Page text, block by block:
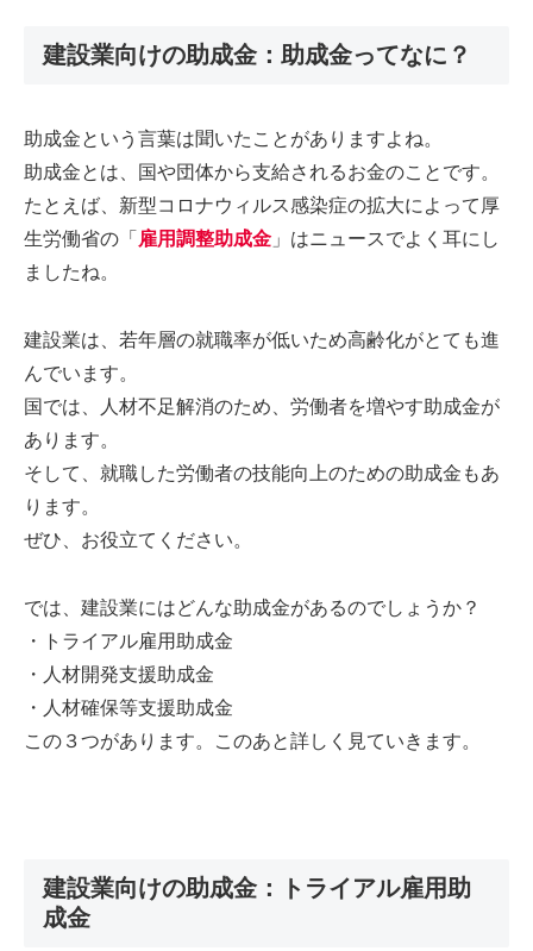
建設業向けの助成金：助成金ってなに？
助成金という言葉は聞いたことがありますよね。
助成金とは、国や団体から支給されるお金のことです。
たとえば、新型コロナウィルス感染症の拡大によって厚
生労働省の「雇用調整助成金 」はニュースでよく耳にし
ましたね。
建設業は、若年層の就職率が低いため高齢化がとても進
んでいます。
国では、人材不足解消のため、労働者を増やす助成金が
あります。
そして、就職した労働者の技能向上のための助成金もあ
ります。
ぜひ、お役立てください。
では、建設業にはどんな助成金があるのでしょうか？
・トライアル雇用助成金
・人材開発支援助成金
・人材確保等支援助成金
この３つがあります。このあと詳しく見ていきます。
建設業向けの助成金：トライアル雇用助
成金